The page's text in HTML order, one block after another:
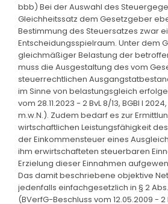
bbb) Bei der Auswahl des
Gleichheitssatz dem Gesetzgeber
Bestimmung des Steuersatzes zwar
Entscheidungsspielraum. Unter dem
gleichmäßiger Belastung der
muss die Ausgestaltung des vom
steuerrechtlichen
im Sinne von belastungsgleich
vom 28.11.2023 - 2 BvL 8/13, BGBl I
m.w.N.). Zudem bedarf es zur
wirtschaftlichen Leistungsfähigkeit
der Einkommensteuer eines
ihm erwirtschafteten steuerbaren
Erzielung dieser Einnahmen
Das damit beschriebene objektive
jedenfalls einfachgesetzlich in § 2
(BVerfG-Beschluss vom 12.05.2009 - 2